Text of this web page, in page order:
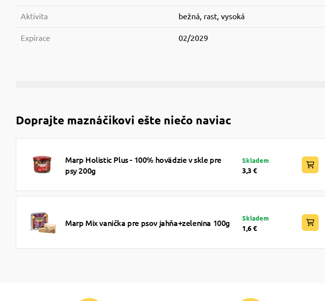
Aktivita bežná, rast, vysoká
Expirace 02/2029
Doprajte maznáčikovi ešte niečo naviac
Marp Holistic Plus - 100% hovädzie v skle pre
psy 200g
Skladem
3,3 €
Marp Mix vanička pre psov jahňa+zelenina 100g Skladem
1,6 €